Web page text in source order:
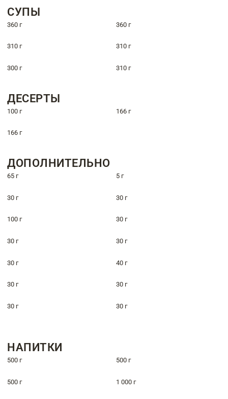
СУПЫ
360 г 360 г
310 г 310 г
300 г 310 г
ДЕСЕРТЫ
100 г 166 г
166 г
ДОПОЛНИТЕЛЬНО
65 г 5 г
30 г 30 г
100 г 30 г
30 г 30 г
30 г 40 г
30 г 30 г
30 г 30 г
НАПИТКИ
500 г 500 г
500 г 1 000 г